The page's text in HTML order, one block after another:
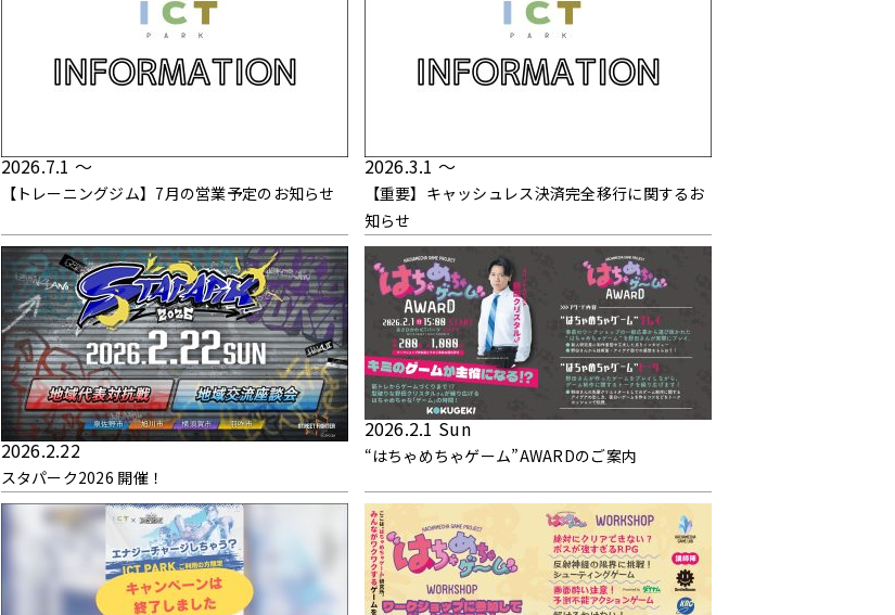
2026.7.1 ～
【トレーニングジム】7月の営業予定のお知らせ
2026.3.1 ～
【重要】キャッシュレス決済完全移行に関するお
知らせ
2026.2.22
スタパーク2026 開催！
2026.2.1 Sun
“はちゃめちゃゲーム”AWARDのご案内